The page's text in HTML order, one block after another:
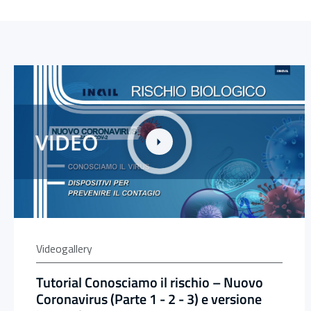
Link alla Gallery Tutorial Conosciamo il rischio – Nuovo
Videogallery
Tutorial Conosciamo il rischio – Nuovo
Coronavirus (Parte 1 - 2 - 3) e versione